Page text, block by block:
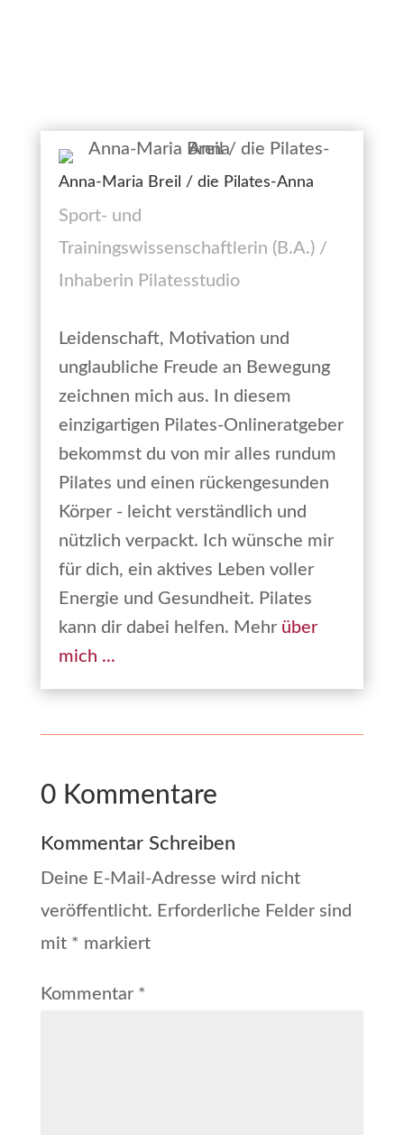
Anna-Maria Breil / die Pilates-Anna
Sport- und
Trainingswissenschaftlerin (B.A.) /
Inhaberin Pilatesstudio
Leidenschaft, Motivation und
unglaubliche Freude an Bewegung
zeichnen mich aus. In diesem
einzigartigen Pilates-Onlineratgeber
bekommst du von mir alles rundum
Pilates und einen rückengesunden
Körper - leicht verständlich und
nützlich verpackt. Ich wünsche mir
für dich, ein aktives Leben voller
Energie und Gesundheit. Pilates
kann dir dabei helfen. Mehr über
mich ...
0 Kommentare
Kommentar Schreiben
Deine E-Mail-Adresse wird nicht
veröffentlicht. Erforderliche Felder sind
mit * markiert
Kommentar *